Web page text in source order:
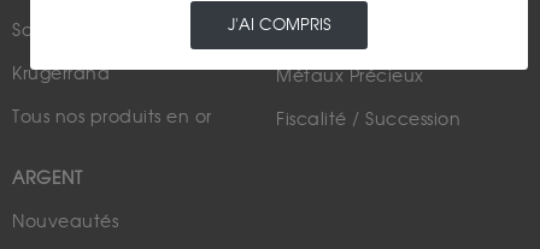
Souverain
Krugerrand
Tous nos produits en or
ARGENT
Nouveautés
Actualités financières
Métaux Précieux
Fiscalité / Succession
J'AI COMPRIS